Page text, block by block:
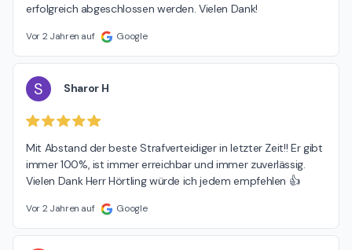
erfolgreich abgeschlossen werden. Vielen Dank!
Vor 2 Jahren auf Google
S Sharor H
Mit Abstand der beste Strafverteidiger in letzter Zeit!! Er gibt
immer 100%, ist immer erreichbar und immer zuverlässig.
Vielen Dank Herr Hörtling würde ich jedem empfehlen 👍
Vor 2 Jahren auf Google